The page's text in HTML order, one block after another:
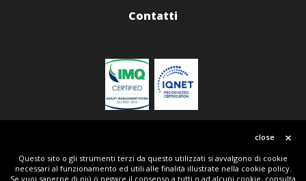
Contatti
© Copyright 2018 | All Rights Reserved | Telestar srl P.IVA IT01836150134 | Powered by Tripla
close
Questo sito o gli strumenti terzi da questo utilizzati si avvalgono di cookie
necessari al funzionamento ed utili alle finalità illustrate nella cookie policy.
Se vuoi saperne di piú o negare il consenso a tutti o ad alcuni cookie, consulta